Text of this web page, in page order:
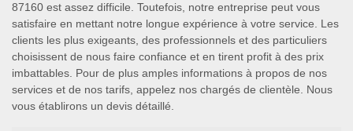
87160 est assez difficile. Toutefois, notre entreprise peut vous
satisfaire en mettant notre longue expérience à votre service. Les
clients les plus exigeants, des professionnels et des particuliers
choisissent de nous faire confiance et en tirent profit à des prix
imbattables. Pour de plus amples informations à propos de nos
services et de nos tarifs, appelez nos chargés de clientèle. Nous
vous établirons un devis détaillé.